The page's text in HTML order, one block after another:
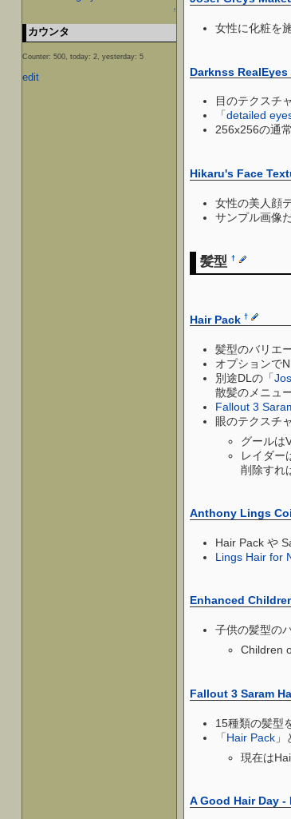
女性に化粧を
Darknss
目のテクスチ
「detailed
256x256の通
Hikaru's Face
女性の美人顔
サンプル画像
髪型 †
Hair Pack †
髪型のバリエ
オプションで
別途DLの「
散髪のメニュ
Fallout 3
眼のテクスチ
グールは
レイダー
削除すれ
Anthony Lings
Hair Pack や
Lings Hair for
Enhanced
子供の髪型の
Children
Fallout 3 Saram
15種類の髪型
「Hair Pack」
現在は
A Good Hair Day
↑
カウンタ
Counter: 500, today: 2, yesterday: 5
edit